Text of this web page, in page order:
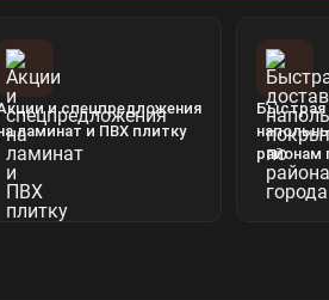
и спецпредложения
ламинат и ПВХ плитку
Быстрая
районам